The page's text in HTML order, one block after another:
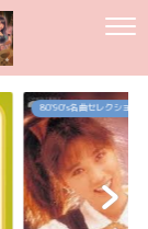
80`90's名曲セレクション